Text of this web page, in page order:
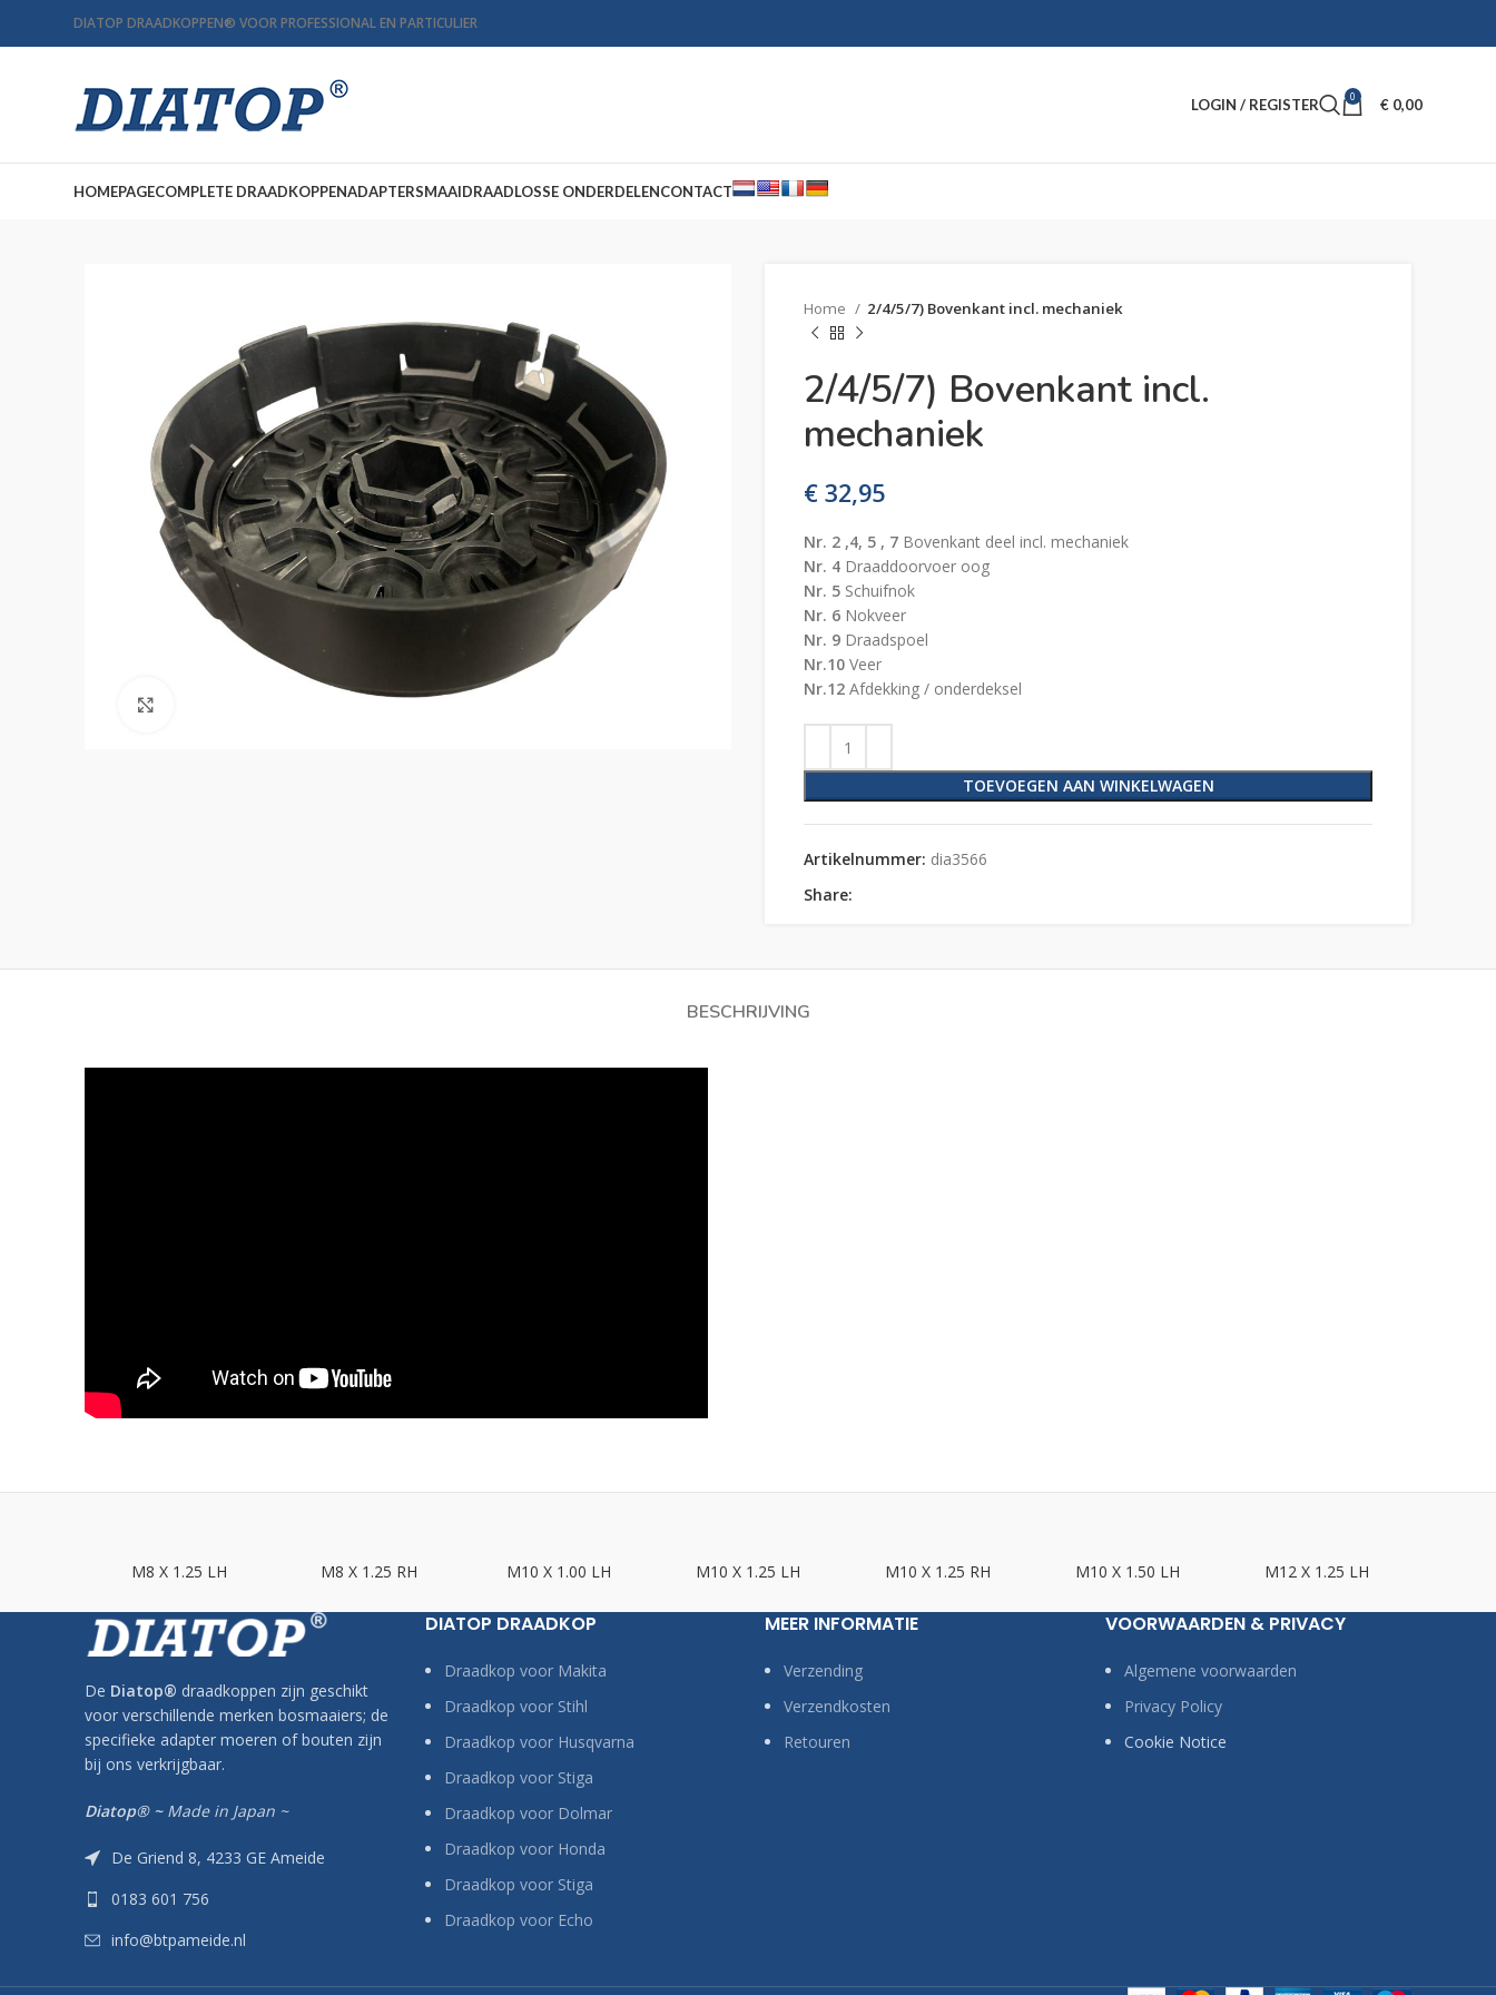
DIATOP DRAADKOPPEN® VOOR PROFESSIONAL EN PARTICULIER
LOGIN / REGISTER 0 € 0,00
HOMEPAGECOMPLETE DRAADKOPPENADAPTERSMAAIDRAADLOSSE ONDERDELENCONTACT
Home 2/4/5/7) Bovenkant incl. mechaniek
2/4/5/7) Bovenkant incl.
mechaniek
€
Nr. 2 ,4, 5 , 7 Bovenkant deel incl. mechaniek
Nr. 4 Draaddoorvoer oog
Nr. 5 Schuifnok
Nr. 6 Nokveer
Nr. 9 Draadspoel
Nr.10 Veer
Nr.12 Afdekking / onderdeksel
TOEVOEGEN AAN WINKELWAGEN
Artikelnummer: dia3566
Share:
BESCHRIJVING
M8 X 1.25 LH M8 X 1.25 RH M10 X 1.00 LH M10 X 1.25 LH M10 X 1.25 RH M10 X 1.50 LH M12 X 1.25 LH
De Diatop® draadkoppen zijn geschikt
voor verschillende merken bosmaaiers; de
specifieke adapter moeren of bouten zijn
bij ons verkrijgbaar.
Diatop® ~ Made in Japan ~
De Griend 8, 4233 GE Ameide
0183 601 756
info@btpameide.nl
DIATOP DRAADKOP
Draadkop voor Makita
Draadkop voor Stihl
Draadkop voor Husqvarna
Draadkop voor Stiga
Draadkop voor Dolmar
Draadkop voor Honda
Draadkop voor Stiga
Draadkop voor Echo
MEER INFORMATIE
Verzending
Verzendkosten
Retouren
VOORWAARDEN & PRIVACY
Algemene voorwaarden
Privacy Policy
Cookie Notice